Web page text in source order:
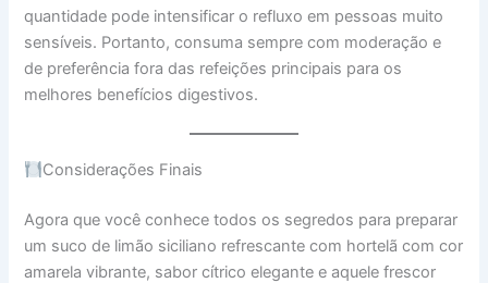
quantidade pode intensificar o refluxo em pessoas muito
sensíveis. Portanto, consuma sempre com moderação e
de preferência fora das refeições principais para os
melhores benefícios digestivos.
Considerações Finais
Agora que você conhece todos os segredos para preparar
um suco de limão siciliano refrescante com hortelã com cor
amarela vibrante, sabor cítrico elegante e aquele frescor